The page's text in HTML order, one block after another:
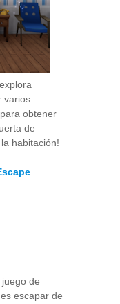
varios
para obtener
de
habitación!
juego de
escapar de